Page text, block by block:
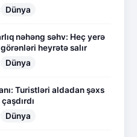
Dünya
nəhəng səhv: Heç yerə
heyrətə salır
Dünya
Turistləri aldadan şəxs
Dünya